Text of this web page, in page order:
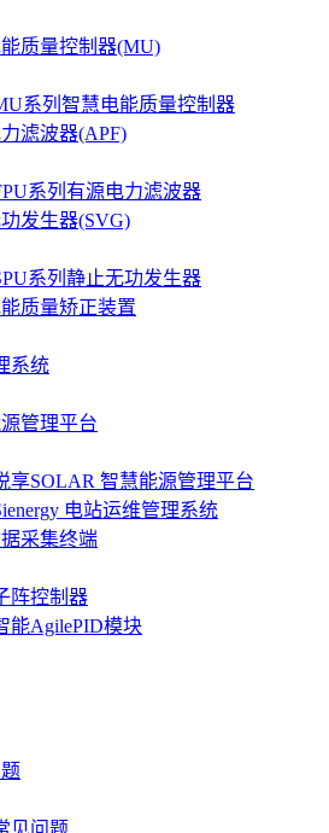
质量控制器(MU)
系列智慧电能质量控制器
滤波器(APF)
系列有源电力滤波器
发生器(SVG)
系列静止无功发生器
质量矫正装置
系统
管理平台
享SOLAR 智慧能源管理平台
电站运维管理系统
采集终端
阵控制器
能AgilePID模块
见问题